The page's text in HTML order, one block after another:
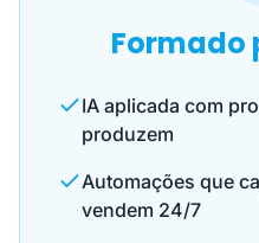
Formado
IA aplicada com
produzem
Automações que
vendem 24/7